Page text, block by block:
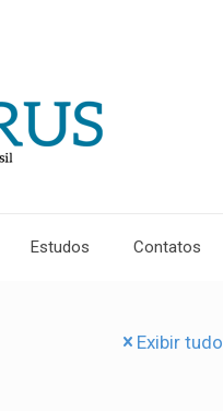
Estudos Contatos
Exibir tudo